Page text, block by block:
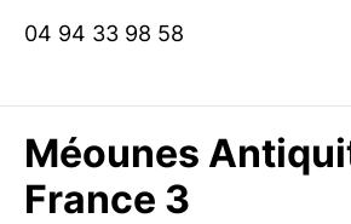
04 94 33 98 58
Méounes
France 3